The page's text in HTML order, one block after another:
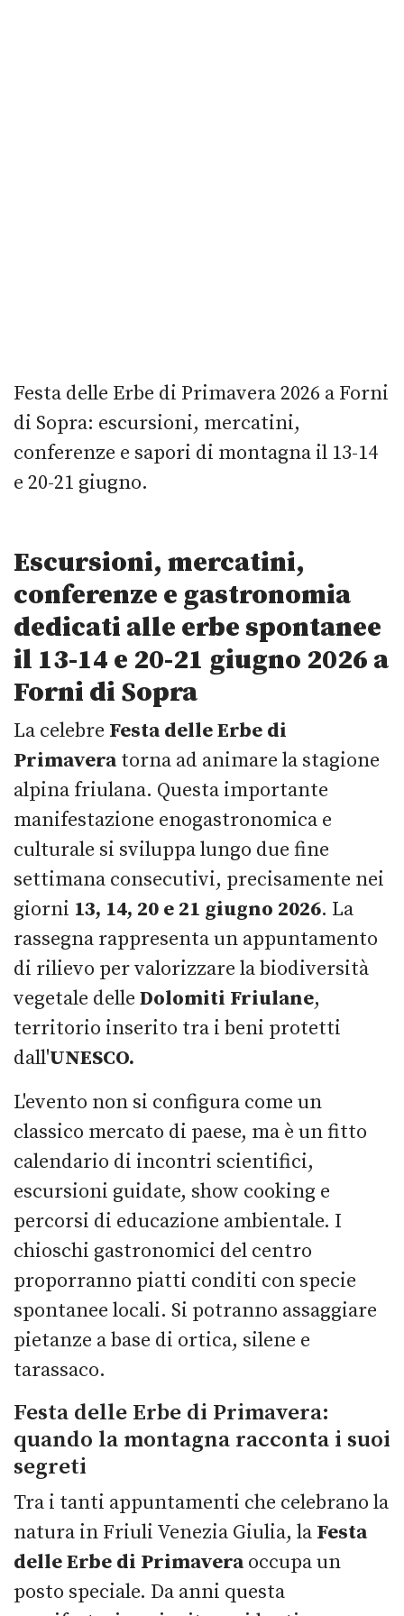
Festa delle Erbe di Primavera 2026 a Forni
di Sopra: escursioni, mercatini,
conferenze e sapori di montagna il 13-14
e 20-21 giugno.
Escursioni, mercatini,
conferenze e gastronomia
dedicati alle erbe spontanee
il 13-14 e 20-21 giugno 2026 a
Forni di Sopra
La celebre Festa delle Erbe di
Primaveratorna ad animare la stagione
alpina friulana. Questa importante
manifestazione enogastronomica e
culturale si sviluppa lungo due fine
settimana consecutivi, precisamente nei
giorni 13, 14, 20 e 21 giugno 2026. La
rassegna rappresenta un appuntamento
di rilievo per valorizzare la biodiversità
vegetale delle Dolomiti Friulane,
territorio inserito tra i beni protetti
dall'UNESCO.
L'evento non si configura come un
classico mercato di paese, ma è un fitto
calendario di incontri scientifici,
escursioni guidate, show cooking e
percorsi di educazione ambientale. I
chioschi gastronomici del centro
proporranno piatti conditi con specie
spontanee locali. Si potranno assaggiare
pietanze a base di ortica, silene e
tarassaco.
Festa delle Erbe di Primavera:
quando la montagna racconta i suoi
segreti
Tra i tanti appuntamenti che celebrano la
natura in Friuli Venezia Giulia, la Festa
delle Erbe di Primaveraoccupa un
posto speciale. Da anni questa